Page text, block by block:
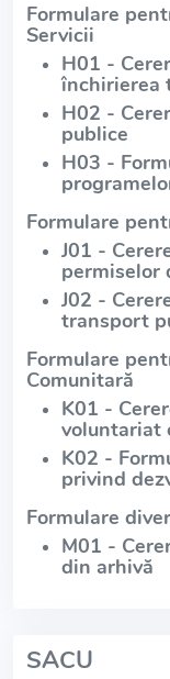
Formulare
Servicii
H01 -
închirierea
H02 -
publice
H03 -
Formulare
J01 -
permiselor
J02 -
transport
Formulare
Comunitară
K01 -
voluntariat
K02 -
privind
Formulare
M01 -
din arhivă
SACU